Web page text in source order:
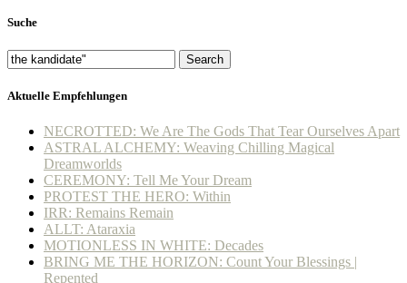
Suche
Search
Aktuelle Empfehlungen
NECROTTED: We Are The Gods That Tear Ourselves Apart
ASTRAL ALCHEMY: Weaving Chilling Magical
Dreamworlds
CEREMONY: Tell Me Your Dream
PROTEST THE HERO: Within
IRR: Remains Remain
ALLT: Ataraxia
MOTIONLESS IN WHITE: Decades
BRING ME THE HORIZON: Count Your Blessings |
Repented